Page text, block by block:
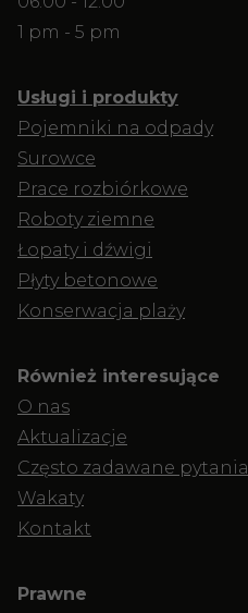
1 pm - 5 pm
Usługi i produkty
Pojemniki na odpady
Surowce
Prace rozbiórkowe
Roboty ziemne
Łopaty i dźwigi
Płyty betonowe
Konserwacja plaży
Również interesujące
O nas
Aktualizacje
Często zadawane pytania
Wakaty
Kontakt
Prawne